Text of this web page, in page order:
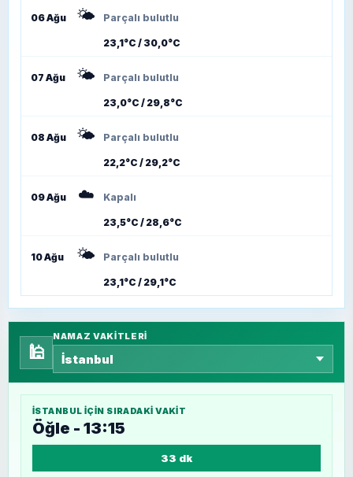
06 Ağu 🌤️ Parçalı bulutlu
23,1°C / 30,0°C
07 Ağu 🌤️ Parçalı bulutlu
23,0°C / 29,8°C
08 Ağu 🌤️ Parçalı bulutlu
22,2°C / 29,2°C
09 Ağu ☁️ Kapalı
23,5°C / 28,6°C
10 Ağu 🌤️ Parçalı bulutlu
23,1°C / 29,1°C
🕌
NAMAZ VAKITLERI
İSTANBUL IÇIN SIRADAKI VAKIT
Öğle - 13:15
33 dk